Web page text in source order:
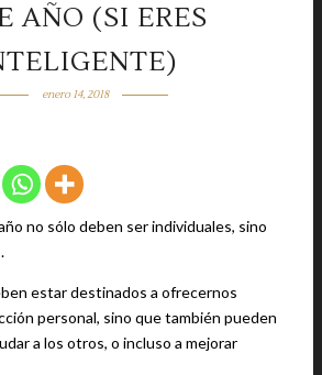
AÑO (SI ERES
enero 14, 2018
no sólo deben ser individuales, sino
estar destinados a ofrecernos
personal, sino que también pueden
a los otros, o incluso a mejorar